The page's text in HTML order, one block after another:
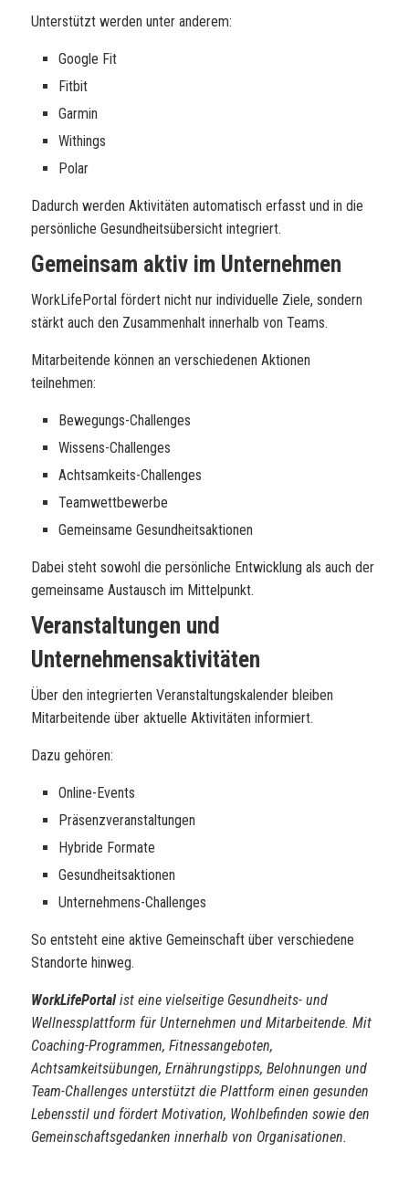
Unterstützt werden unter anderem:
Google Fit
Fitbit
Garmin
Withings
Polar
Dadurch werden Aktivitäten automatisch erfasst und in die
persönliche Gesundheitsübersicht integriert.
Gemeinsam aktiv im Unternehmen
WorkLifePortal fördert nicht nur individuelle Ziele, sondern
stärkt auch den Zusammenhalt innerhalb von Teams.
Mitarbeitende können an verschiedenen Aktionen
teilnehmen:
Bewegungs-Challenges
Wissens-Challenges
Achtsamkeits-Challenges
Teamwettbewerbe
Gemeinsame Gesundheitsaktionen
Dabei steht sowohl die persönliche Entwicklung als auch der
gemeinsame Austausch im Mittelpunkt.
Veranstaltungen und
Unternehmensaktivitäten
Über den integrierten Veranstaltungskalender bleiben
Mitarbeitende über aktuelle Aktivitäten informiert.
Dazu gehören:
Online-Events
Präsenzveranstaltungen
Hybride Formate
Gesundheitsaktionen
Unternehmens-Challenges
So entsteht eine aktive Gemeinschaft über verschiedene
Standorte hinweg.
WorkLifePortalist eine vielseitige Gesundheits- und
Wellnessplattform für Unternehmen und Mitarbeitende. Mit
Coaching-Programmen, Fitnessangeboten,
Achtsamkeitsübungen, Ernährungstipps, Belohnungen und
Team-Challenges unterstützt die Plattform einen gesunden
Lebensstil und fördert Motivation, Wohlbefinden sowie den
Gemeinschaftsgedanken innerhalb von Organisationen.